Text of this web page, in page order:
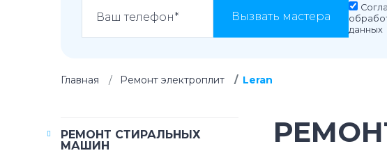
Вызвать мастера
данных
Главная Ремонт электроплит Leran
РЕМОНТ СТИРАЛЬНЫХ
МАШИН